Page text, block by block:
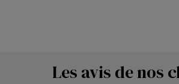
Les avis de nos